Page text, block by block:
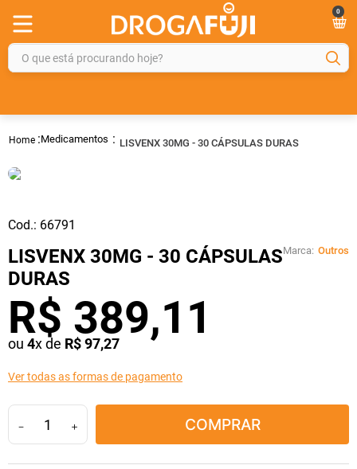
0
O que está procurando hoje?
Medicamentos LISVENX 30MG - 30 CÁPSULAS DURAS
Cod.: 66791
LISVENX 30MG - 30 CÁPSULAS
DURAS
Marca: Outros
R$ 389,11
ou 4x de R$97,27
Ver todas as formas de pagamento
＋
－ COMPRAR
3º
5º
protetor solar
6º
shampoo
7º
dipirona
º
lola
9º
fraldas geriátricas
10º tadalafila